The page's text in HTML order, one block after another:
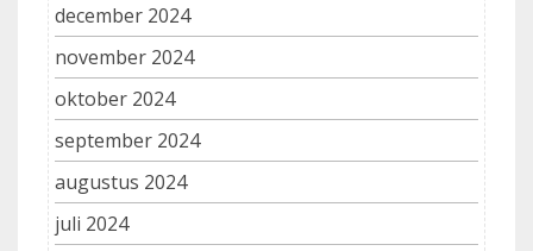
december 2024
november 2024
oktober 2024
september 2024
augustus 2024
juli 2024